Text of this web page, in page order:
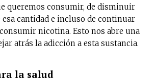
queremos consumir, de disminuir
cantidad e incluso de continuar
nicotina. Esto nos abre una
atrás la adicción a esta sustancia.
la salud